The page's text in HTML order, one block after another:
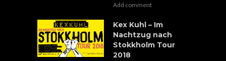
Add comment
Kex Kuhl – Im
Nachtzug nach
Stokkholm Tour
2018